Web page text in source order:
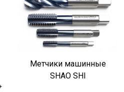
Метчики машинные
SHAO SHI